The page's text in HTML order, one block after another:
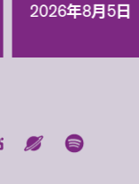
2026年8月5日